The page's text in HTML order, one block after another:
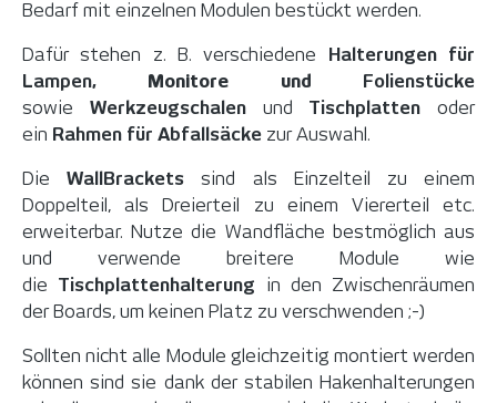
Bedarf mit einzelnen Modulen bestückt werden.
Dafür stehen z. B. verschiedene
Halterungen für
Lampen, Monitore und Folienstücke
sowie Werkzeugschalenund Tischplatten oder
ein Rahmen für Abfallsäcke zur Auswahl.
DieWallBrackets sind als Einzelteil zu einem
Doppelteil, als Dreierteil zu einem Viererteil etc.
erweiterbar. Nutze die Wandfläche bestmöglich aus
und verwende breitere Module wie
die Tischplattenhalterung in den Zwischenräumen
der Boards, um keinen Platz zu verschwenden ;-)
Sollten nicht alle Module gleichzeitig montiert werden
können sind sie dank der stabilen Hakenhalterungen